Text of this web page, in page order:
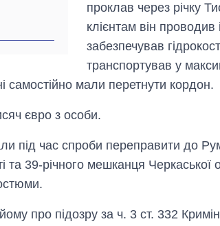
проклав через річку
клієнтам він проводив
забезпечував
транспортував у
самостійно мали перетнути кордон.
євро з особи.
під час спроби переправити до
та 39-річного мешканця Черкаської
про підозру за ч. 3 ст. 332